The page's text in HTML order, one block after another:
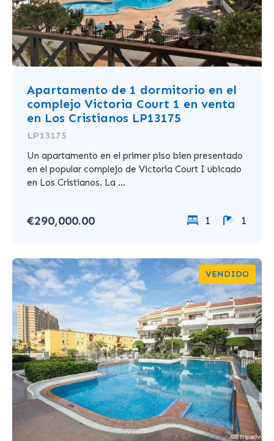
Apartamento de 1 dormitorio en el
complejo Victoria Court 1 en venta
en Los Cristianos LP13175
LP13175
Un apartamento en el primer piso bien presentado
en el popular complejo de Victoria Court I ubicado
en Los Cristianos. La ...
€290,000.00 1 1
VENDIDO